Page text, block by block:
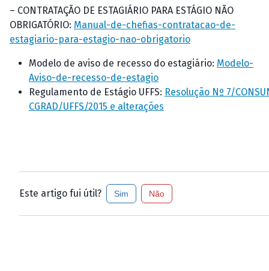
– CONTRATAÇÃO DE ESTAGIÁRIO PARA ESTÁGIO NÃO
OBRIGATÓRIO: Manual-de-chefias-contratacao-de-
estagiario-para-estagio-nao-obrigatorio
Modelo de aviso de recesso do estagiário: Modelo-
Aviso-de-recesso-de-estagio
Regulamento de Estágio UFFS: Resolução Nº 7/
CGRAD/UFFS/2015 e alterações
Este artigo fui útil? Sim Não